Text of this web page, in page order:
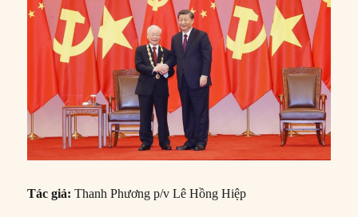
Tác giả: Thanh Phương p/v Lê Hồng Hiệp